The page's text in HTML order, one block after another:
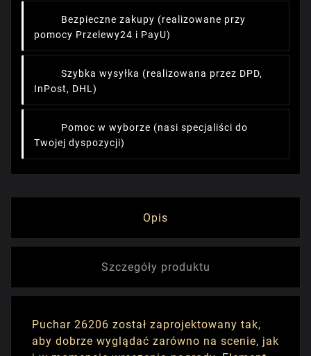
Bezpieczne zakupy (realizowane przy
pomocy Przelewy24 i PayU)
Szybka wysyłka (realizowana przez DPD,
InPost, DHL)
Pomoc w wyborze (nasi specjaliści do
Twojej dyspozycji)
Opis
Szczegóły produktu
Puchar 26206 został zaprojektowany tak,
aby dobrze wyglądać zarówno na scenie, jak